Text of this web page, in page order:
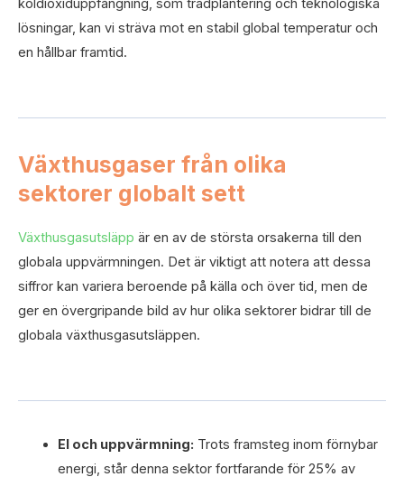
koldioxiduppfångning, som trädplantering och teknologiska
lösningar, kan vi sträva mot en stabil global temperatur och
en hållbar framtid.
Växthusgaser från olika
sektorer globalt sett
Växthusgasutsläpp är en av de största orsakerna till den
globala uppvärmningen. Det är viktigt att notera att dessa
siffror kan variera beroende på källa och över tid, men de
ger en övergripande bild av hur olika sektorer bidrar till de
globala växthusgasutsläppen.
El och uppvärmning: Trots framsteg inom förnybar
energi, står denna sektor fortfarande för 25% av